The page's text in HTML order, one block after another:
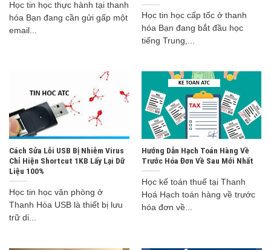
Học tin học thực hành tại thanh
hóa Bạn đang cần gửi gấp một
email...
Học tin học cấp tốc ở thanh
hóa Bạn đang bắt đầu học
tiếng Trung,...
Cách Sửa Lỗi USB Bị Nhiễm Virus
Chỉ Hiện Shortcut 1KB Lấy Lại Dữ
Liệu 100%
Học tin học văn phòng ở
Thanh Hóa USB là thiết bị lưu
trữ di...
Hướng Dẫn Hạch Toán Hàng Về
Trước Hóa Đơn Về Sau Mới Nhất
Học kế toán thuế tại Thanh
Hoá Hạch toán hàng về trước
hóa đơn về...